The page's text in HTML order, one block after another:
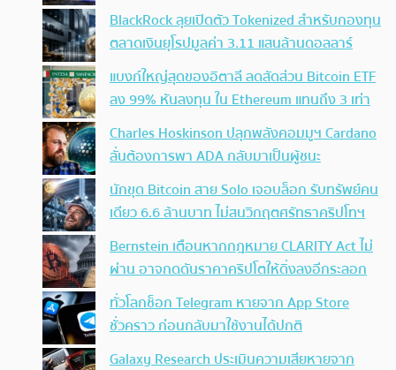
BlackRock ลุยเปิดตัว Tokenized สำหรับกองทุน
ตลาดเงินยุโรปมูลค่า 3.11 แสนล้านดอลลาร์
แบงก์ใหญ่สุดของอิตาลี ลดสัดส่วน Bitcoin ETF
ลง 99% หันลงทุน ใน Ethereum แทนถึง 3 เท่า
Charles Hoskinson ปลุกพลังคอมมูฯ Cardano
ลั่นต้องการพา ADA กลับมาเป็นผู้ชนะ
นักขุด Bitcoin สาย Solo เจอบล็อก รับทรัพย์คน
เดียว 6.6 ล้านบาท ไม่สนวิกฤตศรัทธาคริปโทฯ
Bernstein เตือนหากกฎหมาย CLARITY Act ไม่
ผ่าน อาจกดดันราคาคริปโตให้ดิ่งลงอีกระลอก
ทั่วโลกช็อก Telegram หายจาก App Store
ชั่วคราว ก่อนกลับมาใช้งานได้ปกติ
Galaxy Research ประเมินความเสียหายจาก